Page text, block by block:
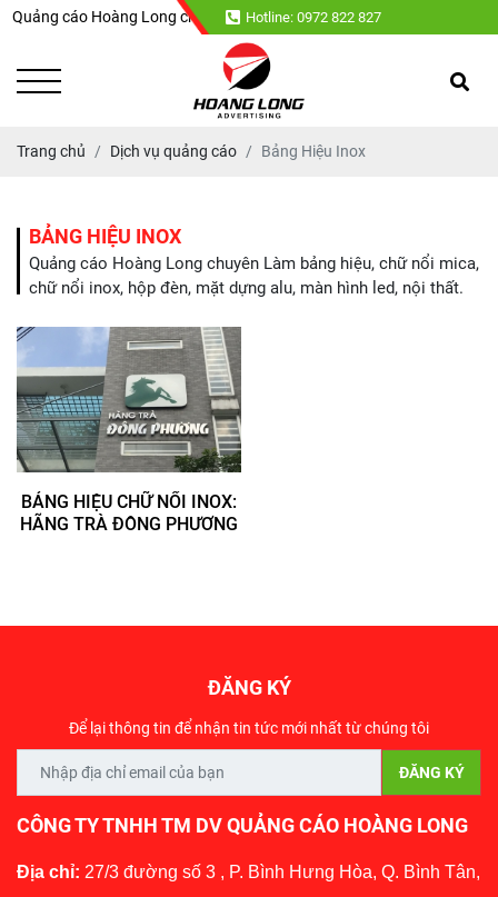
Quảng cáo Hoàng Long chuyên : Làm bảng hiệu, chữ nổi mica, chữ
Hotline: 0972 822 827
Trang chủ Dịch vụ quảng cáo Bảng Hiệu Inox
BẢNG HIỆU INOX
Quảng cáo Hoàng Long chuyên Làm bảng hiệu, chữ nổi mica,
chữ nổi inox, hộp đèn, mặt dựng alu, màn hình led, nội thất.
BẢNG HIỆU CHỮ NỔI INOX:
HÃNG TRÀ ĐÔNG PHƯƠNG
ĐĂNG KÝ
Để lại thông tin để nhận tin tức mới nhất từ chúng tôi
CÔNG TY TNHH TM DV QUẢNG CÁO HOÀNG LONG
Địa chỉ: 27/3 đường số 3 , P. Bình Hưng Hòa, Q. Bình Tân,